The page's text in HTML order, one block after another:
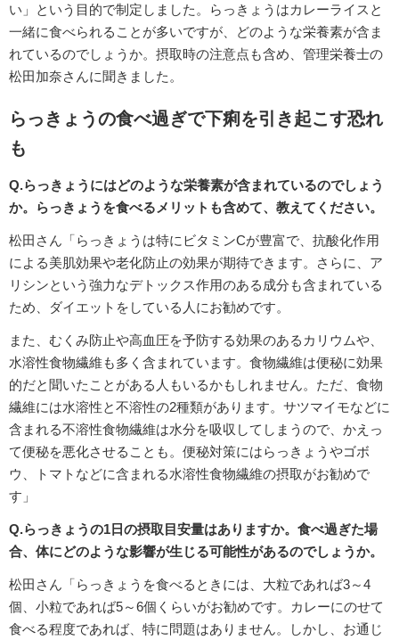
い」という目的で制定しました。らっきょうはカレーライスと
一緒に食べられることが多いですが、どのような栄養素が含ま
れているのでしょうか。摂取時の注意点も含め、管理栄養士の
松田加奈さんに聞きました。
らっきょうの食べ過ぎで下痢を引き起こす恐れ
も
Q.らっきょうにはどのような栄養素が含まれているのでしょう
か。らっきょうを食べるメリットも含めて、教えてください。
松田さん「らっきょうは特にビタミンCが豊富で、抗酸化作用
による美肌効果や老化防止の効果が期待できます。さらに、ア
リシンという強力なデトックス作用のある成分も含まれている
ため、ダイエットをしている人にお勧めです。
また、むくみ防止や高血圧を予防する効果のあるカリウムや、
水溶性食物繊維も多く含まれています。食物繊維は便秘に効果
的だと聞いたことがある人もいるかもしれません。ただ、食物
繊維には水溶性と不溶性の2種類があります。サツマイモなどに
含まれる不溶性食物繊維は水分を吸収してしまうので、かえっ
て便秘を悪化させることも。便秘対策にはらっきょうやゴボ
ウ、トマトなどに含まれる水溶性食物繊維の摂取がお勧めで
す」
Q.らっきょうの1日の摂取目安量はありますか。食べ過ぎた場
合、体にどのような影響が生じる可能性があるのでしょうか。
松田さん「らっきょうを食べるときには、大粒であれば3～4
個、小粒であれば5～6個くらいがお勧めです。カレーにのせて
食べる程度であれば、特に問題はありません。しかし、お通じ